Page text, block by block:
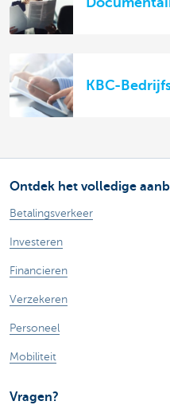
KBC-
Ontdek het volledige
Betalingsverkeer
Investeren
Financieren
Verzekeren
Personeel
Mobiliteit
Vragen?